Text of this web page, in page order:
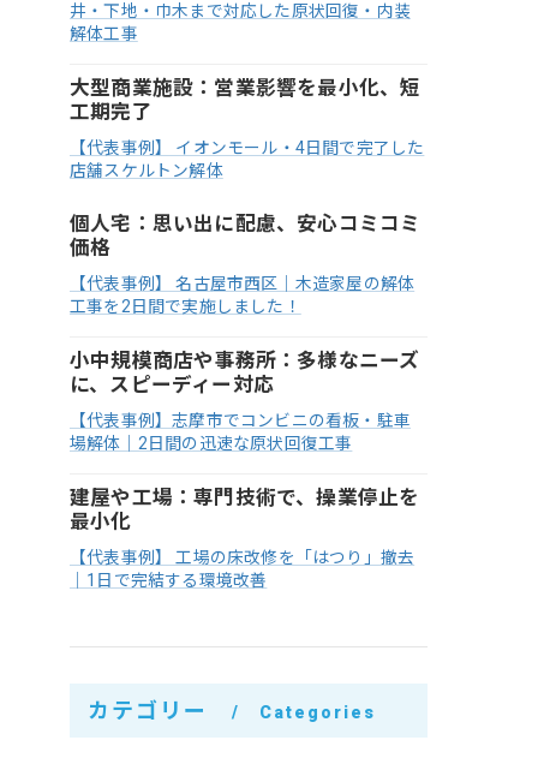
井・下地・巾木まで対応した原状回復・内装
解体工事
大型商業施設：営業影響を最小化、短
工期完了
【代表事例】 イオンモール・4日間で完了した
店舗スケルトン解体
個人宅：思い出に配慮、安心コミコミ
価格
【代表事例】 名古屋市西区｜木造家屋の解体
工事を2日間で実施しました！
小中規模商店や事務所：多様なニーズ
に、スピーディー対応
【代表事例】志摩市でコンビニの看板・駐車
場解体｜2日間の迅速な原状回復工事
建屋や工場：専門技術で、操業停止を
最小化
【代表事例】 工場の床改修を「はつり」撤去
｜1日で完結する環境改善
カテゴリー Categories